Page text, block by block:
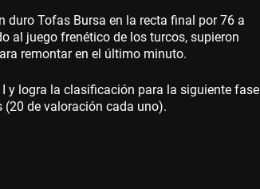
duro Tofas Bursa en la recta final por 76 a
al juego frenético de los turcos, supieron
remontar en el último minuto.
y logra la clasificación para la siguiente fase
(20 de valoración cada uno).